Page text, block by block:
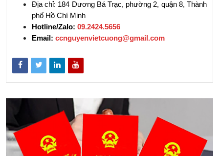
Địa chỉ: 184 Dương Bá Trạc, phường 2, quận 8, Thành
phố Hồ Chí Minh
Hotline/Zalo: 09.2424.5656
Email: ccnguyenvietcuong@gmail.com